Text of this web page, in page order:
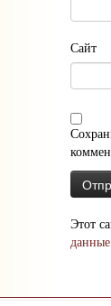
Сайт
Этот